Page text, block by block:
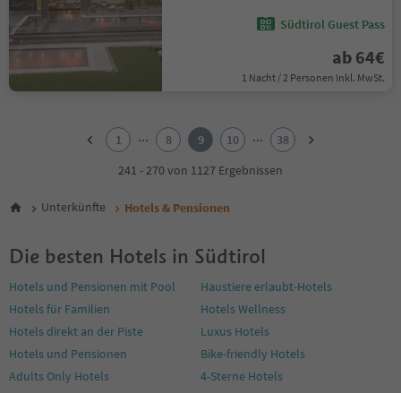
Südtirol Guest Pass
ab 64€
1 Nacht / 2 Personen Inkl. MwSt.
6
9
11
12
13
14
16
1 ... 8 9 10 ...
38
241 - 270 von 1127 Ergebnissen
Unterkünfte Hotels & Pensionen
Die besten Hotels in Südtirol
Hotels und Pensionen mit Pool
Haustiere erlaubt-Hotels
Hotels für Familien
Hotels Wellness
Hotels direkt an der Piste
Luxus Hotels
Hotels und Pensionen
Bike-friendly Hotels
Adults Only Hotels
4-Sterne Hotels